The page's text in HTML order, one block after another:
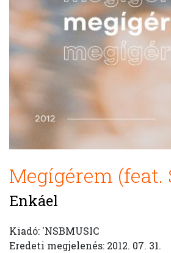
Megígérem (feat.
Enkáel
Kiadó: 'NSBMUSIC
Eredeti megjelenés: 2012. 07. 31.